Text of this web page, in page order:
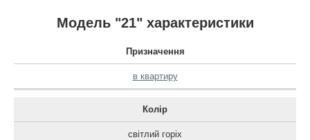
Модель "21" характеристики
Призначення
в квартиру
Колір
світлий горіх